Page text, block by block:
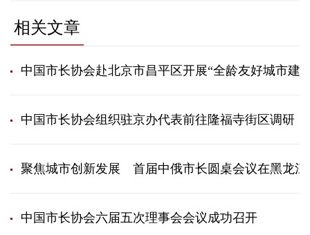
相关文章
中国市长协会赴北京市昌平区开展“全龄友好城市建
中国市长协会组织驻京办代表​前往隆福寺街区调研
聚焦城市创新发展 首届中俄市长圆桌会议在黑龙江
中国市长协会六届五次理事会会议成功召开